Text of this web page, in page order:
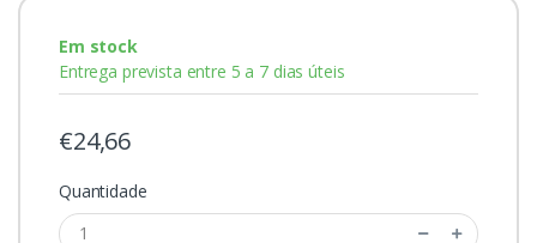
Em stock
Entrega prevista entre 5 a 7 dias úteis
€24,66
Quantidade